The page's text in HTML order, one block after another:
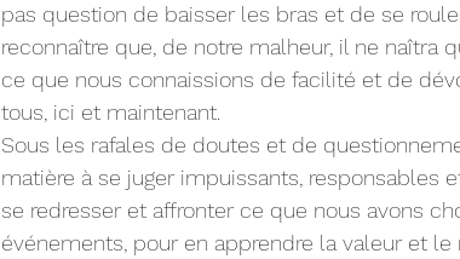
pas question de baisser les bras et de se
reconnaître que, de notre malheur, il ne naîtra
ce que nous connaissions de facilité et de
tous, ici et maintenant.
Sous les rafales de doutes et de
matière à se juger impuissants, responsables
se redresser et affronter ce que nous avons
événements, pour en apprendre la valeur et le